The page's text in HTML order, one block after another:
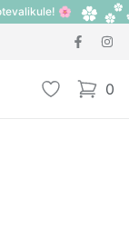
🌸
Lemmik 0
items